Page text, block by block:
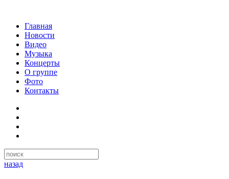
Главная
Новости
Видео
Музыка
Концерты
О группе
Фото
Контакты
назад